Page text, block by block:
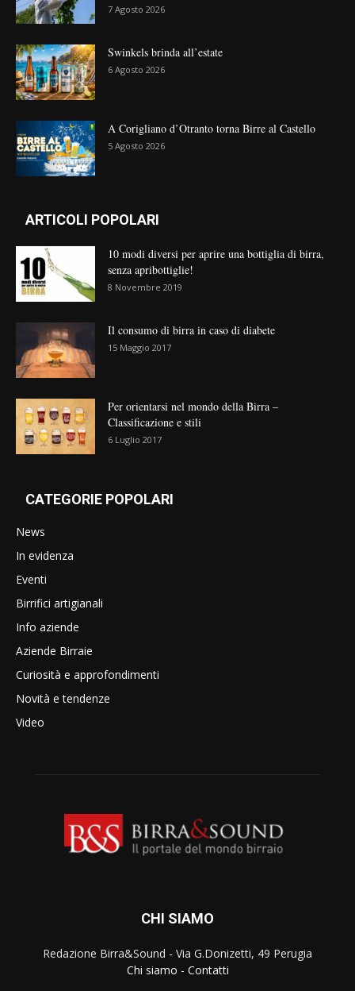
7 Agosto 2026
Swinkels brinda all’estate
6 Agosto 2026
A Corigliano d’Otranto torna Birre al Castello
5 Agosto 2026
ARTICOLI POPOLARI
10 modi diversi per aprire una bottiglia di birra,
senza apribottiglie!
8 Novembre 2019
Il consumo di birra in caso di diabete
15 Maggio 2017
Per orientarsi nel mondo della Birra –
Classificazione e stili
6 Luglio 2017
CATEGORIE POPOLARI
News
In evidenza
Eventi
Birrifici artigianali
Info aziende
Aziende Birraie
Curiosità e approfondimenti
Novità e tendenze
Video
CHI SIAMO
Redazione Birra&Sound - Via G.Donizetti, 49 Perugia
Chi siamo - Contatti